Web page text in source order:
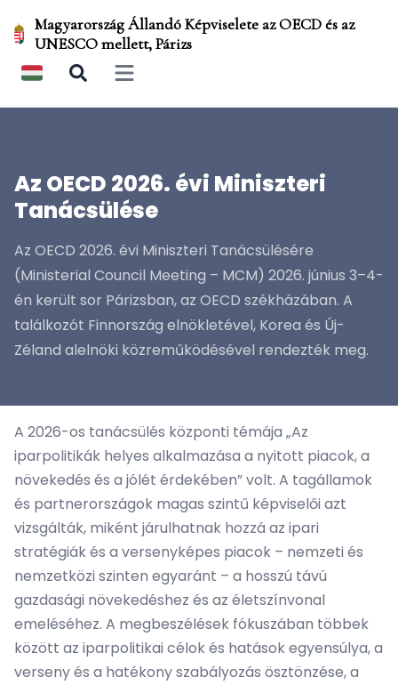
Magyarország Állandó Képviselete az OECD és az
UNESCO mellett, Párizs
Open main menu
Az OECD 2026. évi Miniszteri
Tanácsülése
Az OECD 2026. évi Miniszteri Tanácsülésére
(Ministerial Council Meeting – MCM) 2026. június 3–4-
én került sor Párizsban, az OECD székházában. A
találkozót Finnország elnökletével, Korea és Új-
Zéland alelnöki közreműködésével rendezték meg.
A 2026-os tanácsülés központi témája „Az
iparpolitikák helyes alkalmazása a nyitott piacok, a
növekedés és a jólét érdekében” volt. A tagállamok
és partnerországok magas szintű képviselői azt
vizsgálták, miként járulhatnak hozzá az ipari
stratégiák és a versenyképes piacok – nemzeti és
nemzetközi szinten egyaránt – a hosszú távú
gazdasági növekedéshez és az életszínvonal
emeléséhez. A megbeszélések fókuszában többek
között az iparpolitikai célok és hatások egyensúlya, a
verseny és a hatékony szabályozás ösztönzése, a